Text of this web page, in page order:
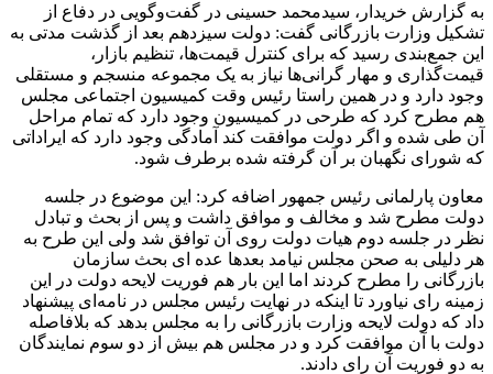
به گزارش خریدار، سیدمحمد حسینی در گفت‌وگویی در دفاع از
تشکیل وزارت بازرگانی گفت: دولت سیزدهم بعد از گذشت مدتی به
این جمع‌بندی رسید که برای کنترل قیمت‌ها، تنظیم بازار،
قیمت‌گذاری و مهار گرانی‌ها نیاز به یک مجموعه منسجم و مستقلی
وجود دارد و در همین راستا رئیس وقت کمیسیون اجتماعی مجلس
هم مطرح کرد که طرحی در کمیسیون وجود دارد که تمام مراحل
آن طی شده و اگر دولت موافقت کند آمادگی وجود دارد که ایراداتی
که شورای نگهبان بر آن گرفته شده برطرف شود.
معاون پارلمانی رئیس جمهور اضافه کرد: این موضوع در جلسه
دولت مطرح شد و مخالف و موافق داشت و پس از بحث و تبادل
نظر در جلسه دوم هیات دولت روی آن توافق شد ولی این طرح به
هر دلیلی به صحن مجلس نیامد بعدها عده ای بحث سازمان
بازرگانی را مطرح کردند اما این بار هم فوریت لایحه دولت در این
زمینه رای نیاورد تا اینکه در نهایت رئیس مجلس در نامه‌ای پیشنهاد
داد که دولت لایحه وزارت بازرگانی را به مجلس بدهد که بلافاصله
دولت با آن موافقت کرد و در مجلس هم بیش از دو سوم نمایندگان
به دو فوریت آن رای دادند.